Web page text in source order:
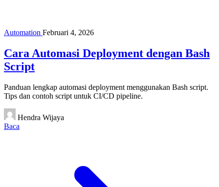
Automation Februari 4, 2026
Cara Automasi Deployment dengan Bash
Script
Panduan lengkap automasi deployment menggunakan Bash script.
Tips dan contoh script untuk CI/CD pipeline.
Hendra Wijaya
Baca